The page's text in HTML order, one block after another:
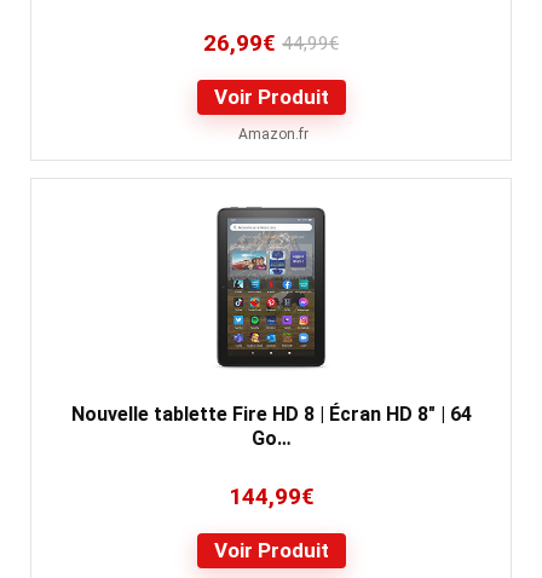
26,99€ 44,99€
Voir Produit
Amazon.fr
Nouvelle tablette Fire HD 8 | Écran HD 8" | 64
Go…
144,99€
Voir Produit